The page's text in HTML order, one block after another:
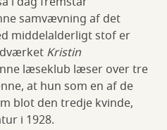
samvævning af det
middelalderligt stof er
Kristin
læseklub læser over tre
at hun som en af de
blot den tredje kvinde,
i 1928.